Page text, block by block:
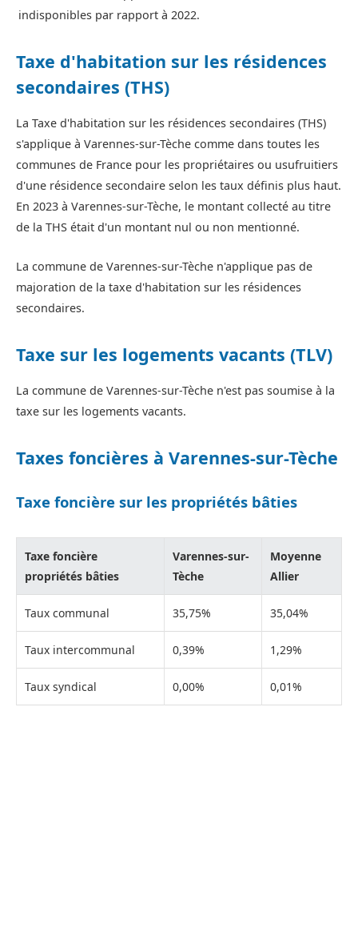
indisponibles par rapport à 2022.
Taxe d'habitation sur les résidences
secondaires (THS)
La Taxe d'habitation sur les résidences secondaires (THS)
s'applique à Varennes-sur-Tèche comme dans toutes les
communes de France pour les propriétaires ou usufruitiers
d'une résidence secondaire selon les taux définis plus haut.
En 2023 à Varennes-sur-Tèche, le montant collecté au titre
de la THS était d'un montant nul ou non mentionné.
La commune de Varennes-sur-Tèche n'applique pas de
majoration de la taxe d'habitation sur les résidences
secondaires.
Taxe sur les logements vacants (TLV)
La commune de Varennes-sur-Tèche n'est pas soumise à la
taxe sur les logements vacants.
Taxes foncières à Varennes-sur-Tèche
Taxe foncière sur les propriétés bâties
Taxe foncière
propriétés bâties
Varennes-sur-
Tèche
Moyenne
Allier
Taux communal 35,75% 35,04%
Taux intercommunal 0,39% 1,29%
Taux syndical 0,00% 0,01%